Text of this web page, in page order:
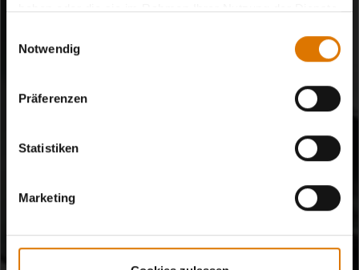
haben oder die sie im Rahmen Ihrer Nutzung der Dienste
Notwendig
Präferenzen
Statistiken
Marketing